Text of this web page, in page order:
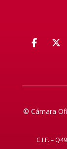
X
© Cámara
C.I.F. –